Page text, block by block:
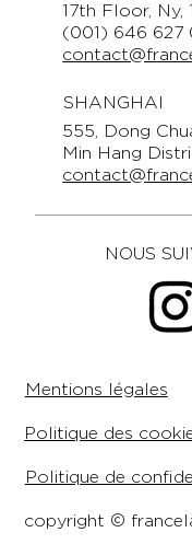
17th Floor, Ny,
(001) 646 627
SHANGHAI
555, Dong
Min Hang
NOUS
Mentions légales
Politique des
Politique de
copyright ©